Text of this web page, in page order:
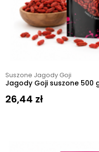
Suszone Jagody Goji
Jagody Goji suszone 500
26,44 zł